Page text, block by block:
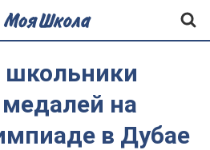
школьники
на
в Дубае